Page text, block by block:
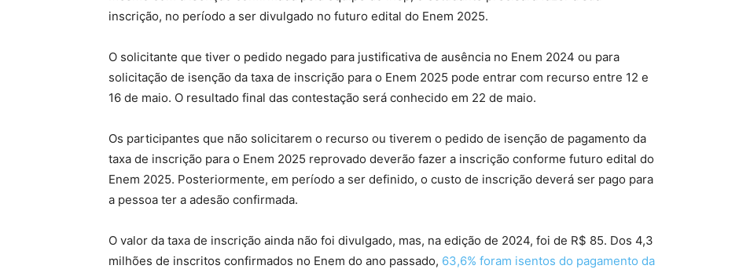
inscrição, no período a ser divulgado no futuro edital do Enem 2025.
O solicitante que tiver o pedido negado para justificativa de ausência no Enem 2024 ou para
solicitação de isenção da taxa de inscrição para o Enem 2025 pode entrar com recurso entre 12 e
16 de maio. O resultado final das contestação será conhecido em 22 de maio.
Os participantes que não solicitarem o recurso ou tiverem o pedido de isenção de pagamento da
taxa de inscrição para o Enem 2025 reprovado deverão fazer a inscrição conforme futuro edital do
Enem 2025. Posteriormente, em período a ser definido, o custo de inscrição deverá ser pago para
a pessoa ter a adesão confirmada.
O valor da taxa de inscrição ainda não foi divulgado, mas, na edição de 2024, foi de R$ 85. Dos 4,3
milhões de inscritos confirmados no Enem do ano passado, 63,6% foram isentos do pagamento da